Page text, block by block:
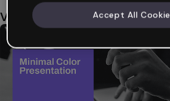
Vous aimerez aussiAccept All